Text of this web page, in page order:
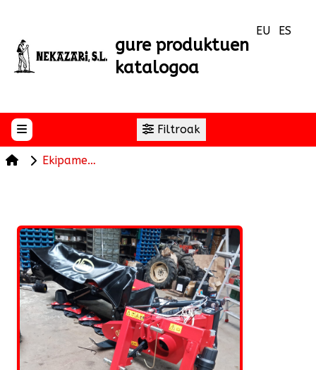
gure produktuen
katalogoa
EU ES
Filtroak
Hasierako orria
Ekipamenduen salmenta